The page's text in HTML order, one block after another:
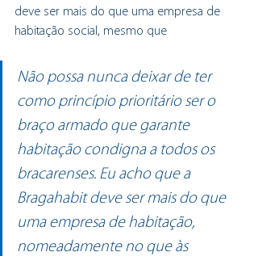
deve ser mais do que uma empresa de
habitação social, mesmo que
Não possa nunca deixar de ter
como princípio prioritário ser o
braço armado que garante
habitação condigna a todos os
bracarenses. Eu acho que a
Bragahabit deve ser mais do que
uma empresa de habitação,
nomeadamente no que às